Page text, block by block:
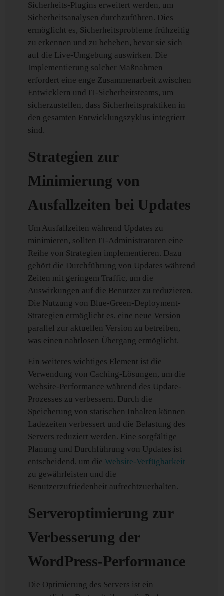
Sicherheits-Plugins erweitert werden, um
Sicherheitsanalysen durchzuführen. Dies
ermöglicht es, Sicherheitsprobleme frühzeitig
zu erkennen und zu beheben, bevor sie sich
auf die Live-Umgebung auswirken. Die
Implementierung solcher Maßnahmen
erfordert eine enge Zusammenarbeit zwischen
Entwicklern und IT-Sicherheitsteams, um
sicherzustellen, dass Sicherheitspraktiken in
den gesamten Entwicklungszyklus integriert
sind.
Strategien zur
Minimierung von
Ausfallzeiten bei Updates
Um Ausfallzeiten während Updates zu
minimieren, sollten IT-Administratoren eine
Reihe von Strategien implementieren. Dazu
gehört die Durchführung von Updates während
Zeiten mit geringem Traffic, um die
Auswirkungen auf die Benutzer zu reduzieren.
Die Nutzung von Blue-Green-Deployment-
Strategien ermöglicht es, eine neue Version
parallel zur aktuellen Version zu betreiben,
was einen nahtlosen Übergang ermöglicht.
Ein weiteres wichtiges Element ist die
Verwendung von Caching-Lösungen, um die
Website-Performance während des Update-
Prozesses zu verbessern. Durch die
Speicherung von statischen Inhalten können
Ladezeiten verbessert und die Belastung des
Servers reduziert werden. Eine sorgfältige
Planung und Durchführung von Updates ist
entscheidend, um dieWebsite-Verfügbarkeit
zu gewährleisten und die
Benutzerzufriedenheit aufrechtzuerhalten.
Serveroptimierung zur
Verbesserung der
WordPress-Performance
Die Optimierung des Servers ist ein